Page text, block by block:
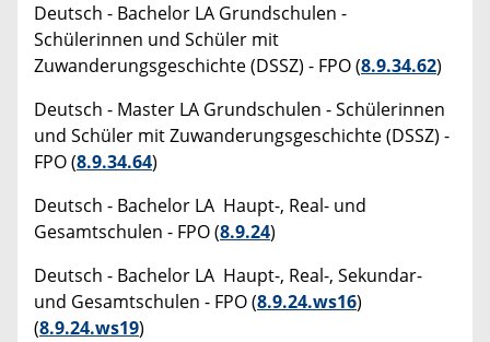
Deutsch - Bachelor LA Grundschulen -
Schülerinnen und Schüler mit
Zuwanderungsgeschichte (DSSZ) - FPO (8.9.34.62)
Deutsch - Master LA Grundschulen - Schülerinnen
und Schüler mit Zuwanderungsgeschichte (DSSZ) -
FPO (8.9.34.64)
Deutsch - Bachelor LA Haupt-, Real- und
Gesamtschulen - FPO (8.9.24)
Deutsch - Bachelor LA Haupt-, Real-, Sekundar-
und Gesamtschulen - FPO (8.9.24.ws16)
(8.9.24.ws19)